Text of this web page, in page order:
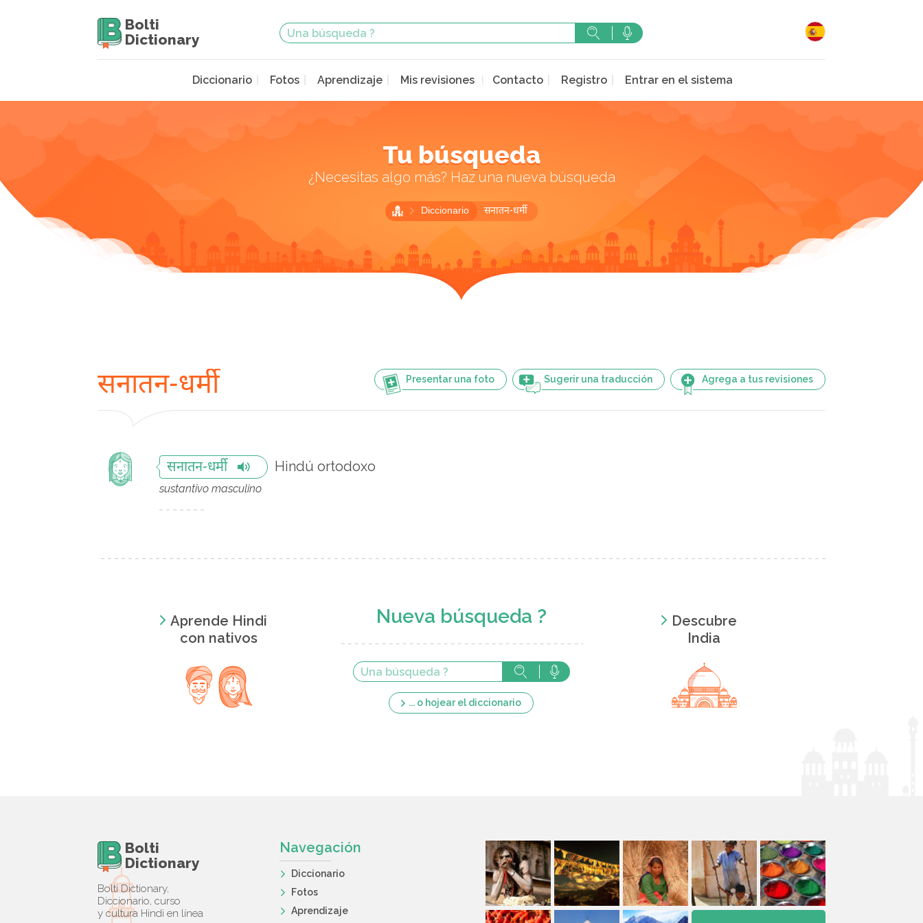
Bolti
Dictionary
Diccionario Fotos Aprendizaje Mis revisiones Contacto Registro Entrar en el sistema
Tu búsqueda
¿Necesitas algo más? Haz una nueva búsqueda
Diccionario सनातन-धर्मी
Presentar una foto Sugerir una traducción Agrega a tus revisiones
सनातन-धर्मी
सनातन-धर्मी Hindú ortodoxo
sustantivo masculino
Aprende Hindi
con nativos
Nueva búsqueda ?
... o hojear el diccionario
Descubre
India
Bolti
Dictionary
Bolti Dictionary,
Diccionario, curso
y cultura Hindi en línea
Navegación
Diccionario
Fotos
Aprendizaje